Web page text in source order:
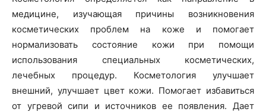
все
о
медицине, изучающая причины возникновения
косметических проблем на коже и помогает
нормализовать состояние кожи при помощи
использования специальных косметических,
лечебных процедур. Косметология улучшает
внешний, улучшает цвет кожи. Помогает избавиться
от угревой сипи и источников ее появления. Дает